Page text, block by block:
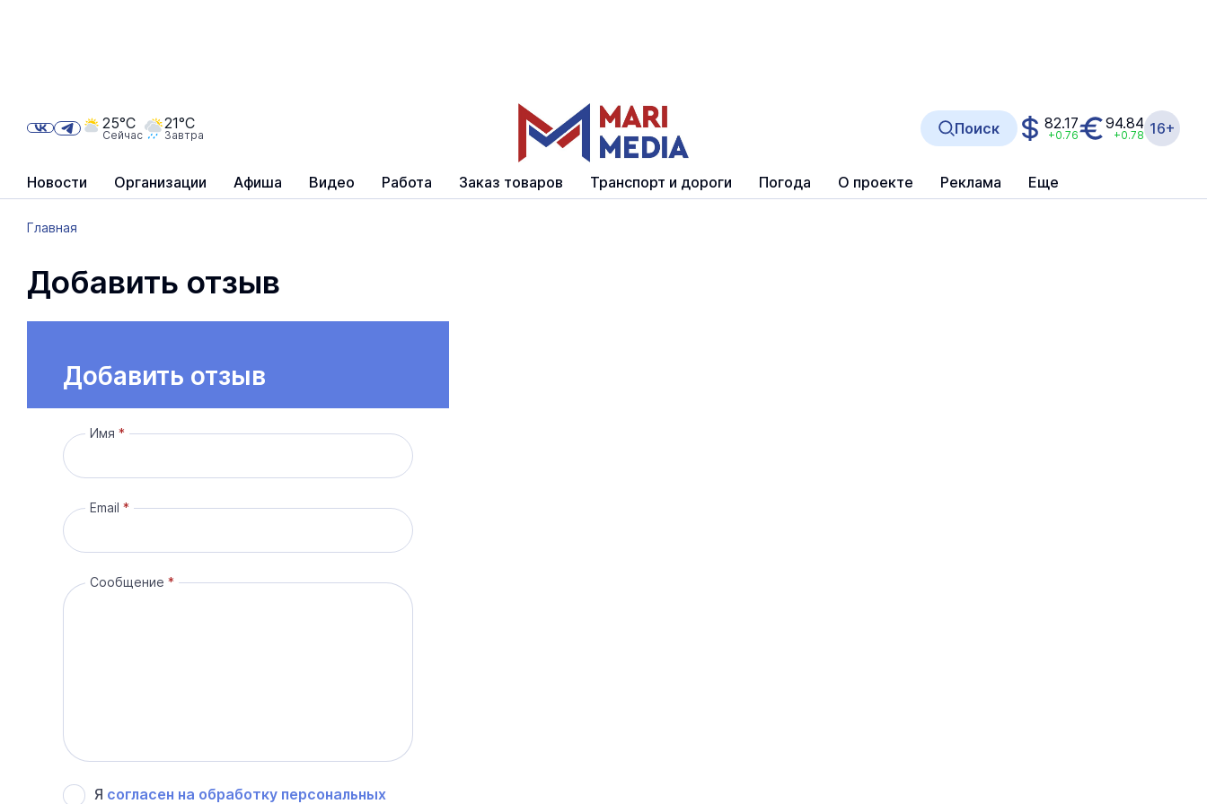
Новости Организации Афиша Видео Работа Заказ товаров Транспорт и дороги Погода О проекте Реклама Еще
25°C
Сейчас
21°C
Завтра Поиск 82.17
+0.76
94.84
+0.78 16+
Главная
Добавить отзыв
Добавить отзыв
Имя
Email
Сообщение
Я согласен на обработку персональных